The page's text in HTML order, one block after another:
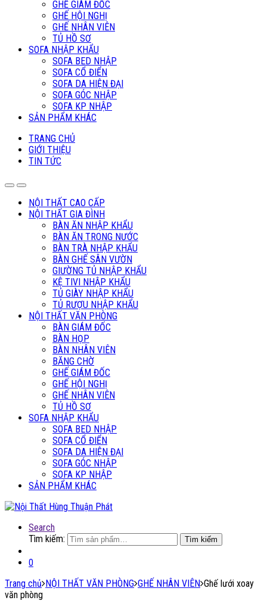
GHẾ GIÁM ĐỐC
GHẾ HỘI NGHỊ
GHẾ NHÂN VIÊN
TỦ HỒ SƠ
SOFA NHẬP KHẨU
SOFA BED NHẬP
SOFA CỔ ĐIỂN
SOFA DA HIỆN ĐẠI
SOFA GÓC NHẬP
SOFA KP NHẬP
SẢN PHẨM KHÁC
TRANG CHỦ
GIỚI THIỆU
TIN TỨC
NỘI THẤT CAO CẤP
NỘI THẤT GIA ĐÌNH
BÀN ĂN NHẬP KHẨU
BÀN ĂN TRONG NƯỚC
BÀN TRÀ NHẬP KHẨU
BÀN GHẾ SÂN VƯỜN
GIƯỜNG TỦ NHẬP KHẨU
KỆ TIVI NHẬP KHẨU
TỦ GIÀY NHẬP KHẨU
TỦ RƯỢU NHẬP KHẨU
NỘI THẤT VĂN PHÒNG
BÀN GIÁM ĐỐC
BÀN HỌP
BÀN NHÂN VIÊN
BĂNG CHỜ
GHẾ GIÁM ĐỐC
GHẾ HỘI NGHỊ
GHẾ NHÂN VIÊN
TỦ HỒ SƠ
SOFA NHẬP KHẨU
SOFA BED NHẬP
SOFA CỔ ĐIỂN
SOFA DA HIỆN ĐẠI
SOFA GÓC NHẬP
SOFA KP NHẬP
SẢN PHẨM KHÁC
Search
Tìm kiếm:
Tìm kiếm
0
Trang chủ NỘI THẤT VĂN PHÒNG GHẾ NHÂN VIÊN Ghế lưới xoay
văn phòng